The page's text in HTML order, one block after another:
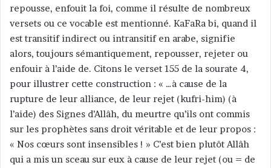
repousse, enfouit la foi, comme il résulte de nombreux
versets ou ce vocable est mentionné. KaFaRa bi, quand il
est transitif indirect ou intransitif en arabe, signifie
alors, toujours sémantiquement, repousser, rejeter ou
enfouir à l’aide de. Citons le verset 155 de la sourate 4,
pour illustrer cette construction : « …à cause de la
rupture de leur alliance, de leur rejet (kufri-him) (à
l’aide) des Signes d’Allâh, du meurtre qu’ils ont commis
sur les prophètes sans droit véritable et de leur propos :
« Nos cœurs sont insensibles ! » C’est bien plutôt Allâh
qui a mis un sceau sur eux à cause de leur rejet (ou = de